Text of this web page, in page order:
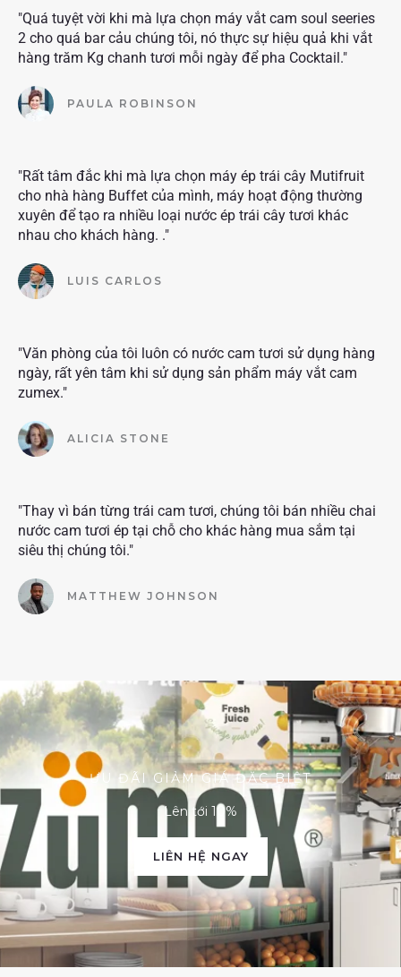
"Quá tuyệt vời khi mà lựa chọn máy vắt cam soul seeries
2 cho quá bar cảu chúng tôi, nó thực sự hiệu quả khi vắt
hàng trăm Kg chanh tươi mỗi ngày để pha Cocktail."
PAULA ROBINSON
"Rất tâm đắc khi mà lựa chọn máy ép trái cây Mutifruit
cho nhà hàng Buffet của mình, máy hoạt động thường
xuyên để tạo ra nhiều loại nước ép trái cây tươi khác
nhau cho khách hàng. ."
LUIS CARLOS
"Văn phòng của tôi luôn có nước cam tươi sử dụng hàng
ngày, rất yên tâm khi sử dụng sản phẩm máy vắt cam
zumex."
ALICIA STONE
"Thay vì bán từng trái cam tươi, chúng tôi bán nhiều chai
nước cam tươi ép tại chỗ cho khác hàng mua sắm tại
siêu thị chúng tôi."
MATTHEW JOHNSON
ƯU ĐÃI GIẢM GIÁ ĐẶC BIỆT
Lên tới 10%
LIÊN HỆ NGAY